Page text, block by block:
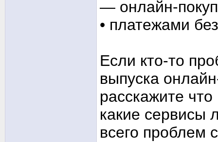
— онлайн-
• платежами
Если кто-то
выпуска
расскажите
какие сервисы
всего проблем